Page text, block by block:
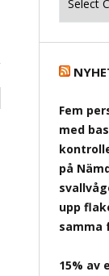
Fem
med
på
upp
samma
15% av